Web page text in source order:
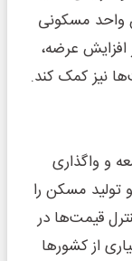
واحد مسکونی
افزایش عرضه،
نیز کمک کند.
و واگذاری
تولید مسکن را
قیمت‌ها در
از کشورها